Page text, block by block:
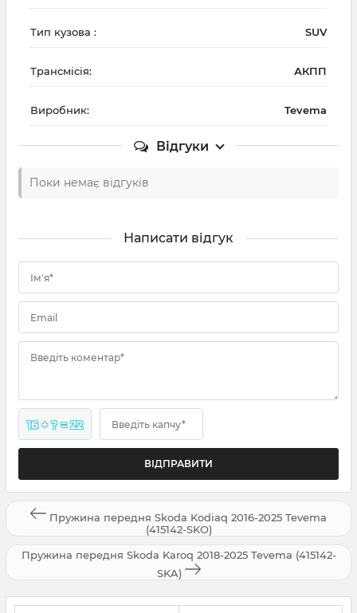
Тип кузова : SUV
Трансмісія: АКПП
Виробник: Tevema
Відгуки
Поки немає відгуків
Написати відгук
Ім'я*
Email
Введіть коментар*
16 + ? = 22 Введіть капчу*
Пружина передня Skoda Kodiaq 2016-2025 Tevema
(415142-SKO)
Пружина передня Skoda Karoq 2018-2025 Tevema (415142-
SKA)